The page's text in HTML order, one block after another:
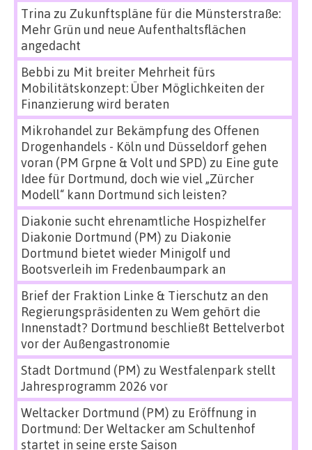
Trina zu Zukunftspläne für die Münsterstraße:
Mehr Grün und neue Aufenthaltsflächen
angedacht
Bebbi zu Mit breiter Mehrheit fürs
Mobilitätskonzept: Über Möglichkeiten der
Finanzierung wird beraten
Mikrohandel zur Bekämpfung des Offenen
Drogenhandels - Köln und Düsseldorf gehen
voran (PM Grpne & Volt und SPD) zu Eine gute
Idee für Dortmund, doch wie viel „Zürcher
Modell“ kann Dortmund sich leisten?
Diakonie sucht ehrenamtliche Hospizhelfer
Diakonie Dortmund (PM) zu Diakonie
Dortmund bietet wieder Minigolf und
Bootsverleih im Fredenbaumpark an
Brief der Fraktion Linke & Tierschutz an den
Regierungspräsidenten zu Wem gehört die
Innenstadt? Dortmund beschließt Bettelverbot
vor der Außengastronomie
Stadt Dortmund (PM) zu Westfalenpark stellt
Jahresprogramm 2026 vor
Weltacker Dortmund (PM) zu Eröffnung in
Dortmund: Der Weltacker am Schultenhof
startet in seine erste Saison